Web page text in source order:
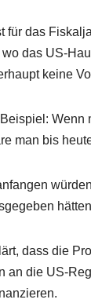
für das
das US-
keine
Wenn
man bis
dass die
an die US-